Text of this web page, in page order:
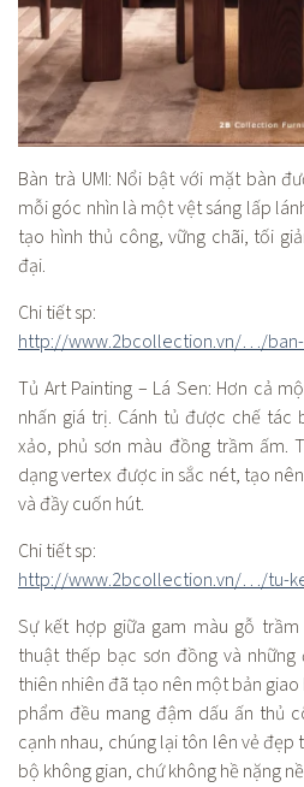
Bàn trà UMI: Nổi bật với mặt bàn
mỗi góc nhìn là một vệt sáng lấp
tạo hình thủ công, vững chãi, tối
đại.
Chi tiết sp:
http://www.2bcollection.vn/…/
Tủ Art Painting – Lá Sen: Hơn cả
nhấn giá trị. Cánh tủ được chế tác
xảo, phủ sơn màu đồng trầm ấm.
dạng vertex được in sắc nét, tạo
và đầy cuốn hút.
Chi tiết sp:
http://www.2bcollection.vn/…/tu-
Sự kết hợp giữa gam màu gỗ
thuật thếp bạc sơn đồng và
thiên nhiên đã tạo nên một bản giao
phẩm đều mang đậm dấu ấn thủ
cạnh nhau, chúng lại tôn lên vẻ
bộ không gian, chứ không hề nặng